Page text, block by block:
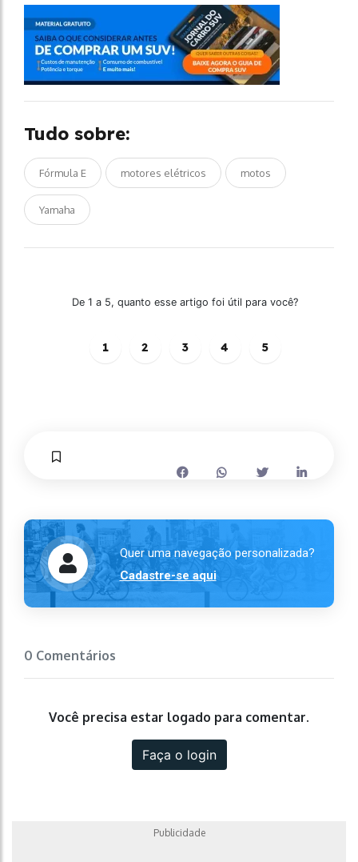
Tudo sobre:
Fórmula E motores elétricos motos
Yamaha
De 1 a 5, quanto esse artigo foi útil para você?
1 2 3 4 5
Quer uma navegação personalizada?
Cadastre-se aqui
0 Comentários
Você precisa estar logado para comentar.
Faça o login
Publicidade